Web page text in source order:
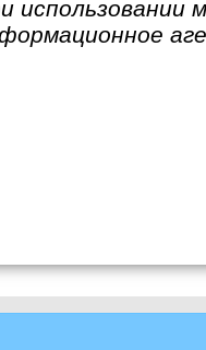
использовании